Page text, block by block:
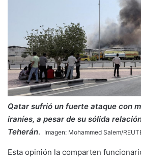
Qatar sufrió un fuerte ataque con
iraníes, a pesar de su sólida
Teherán. Imagen: Mohammed Salem/
Esta opinión la comparten